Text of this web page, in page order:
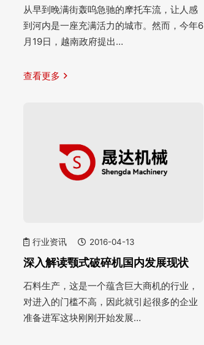
从早到晚满街轰呜急驰的摩托车流，让人感
到河内是一座充满活力的城市。然而，今年6
月19日，越南政府提出…
查看更多
行业资讯 2016-04-13
深入解读颚式破碎机国内发展现状
石料生产，这是一个蕴含巨大商机的行业，
对进入的门槛不高，因此就引起很多的企业
准备进军这块刚刚开始发展…